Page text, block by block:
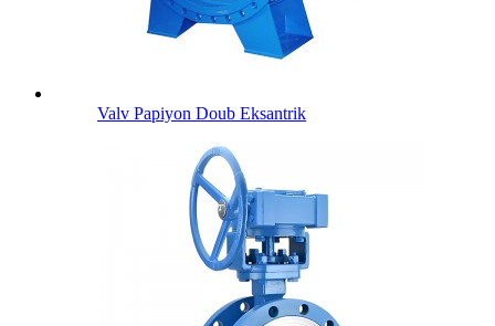
Valv Papiyon Doub Eksantrik